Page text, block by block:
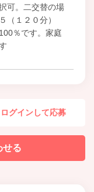
可。二交替の場
（１２０分）
％です。家庭
ログインして応募
せる